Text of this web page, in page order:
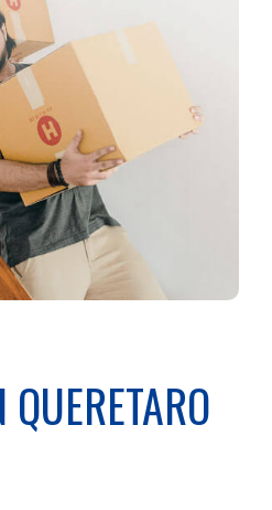
QUERETARO